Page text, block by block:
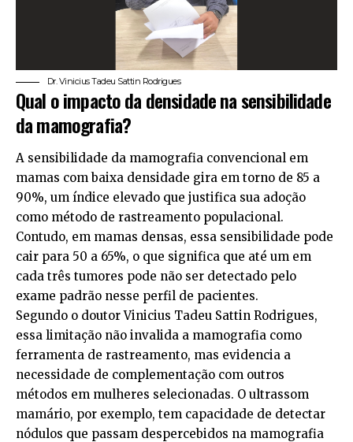
Dr. Vinicius Tadeu Sattin Rodrigues
Qual o impacto da densidade na sensibilidade
da mamografia?
A sensibilidade da mamografia convencional em
mamas com baixa densidade gira em torno de 85 a
90%, um índice elevado que justifica sua adoção
como método de rastreamento populacional.
Contudo, em mamas densas, essa sensibilidade pode
cair para 50 a 65%, o que significa que até um em
cada três tumores pode não ser detectado pelo
exame padrão nesse perfil de pacientes.
Segundo o doutor Vinicius Tadeu Sattin Rodrigues,
essa limitação não invalida a mamografia como
ferramenta de rastreamento, mas evidencia a
necessidade de complementação com outros
métodos em mulheres selecionadas. O ultrassom
mamário, por exemplo, tem capacidade de detectar
nódulos que passam despercebidos na mamografia